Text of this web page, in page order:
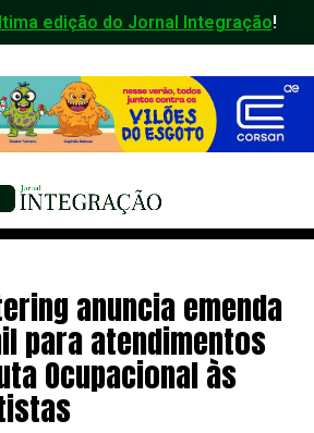
edição do Jornal Integração!
anuncia emenda
para atendimentos
Ocupacional às